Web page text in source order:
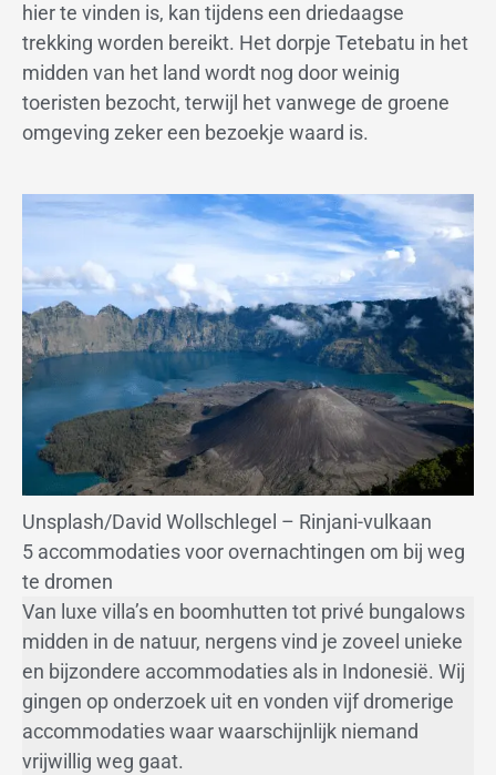
hier te vinden is, kan tijdens een driedaagse
trekking worden bereikt. Het dorpje Tetebatu in het
midden van het land wordt nog door weinig
toeristen bezocht, terwijl het vanwege de groene
omgeving zeker een bezoekje waard is.
Unsplash/David Wollschlegel – Rinjani-vulkaan
5 accommodaties voor overnachtingen om bij weg
te dromen
Van luxe villa’s en boomhutten tot privé bungalows
midden in de natuur, nergens vind je zoveel unieke
en bijzondere accommodaties als in Indonesië. Wij
gingen op onderzoek uit en vonden vijf dromerige
accommodaties waar waarschijnlijk niemand
vrijwillig weg gaat.